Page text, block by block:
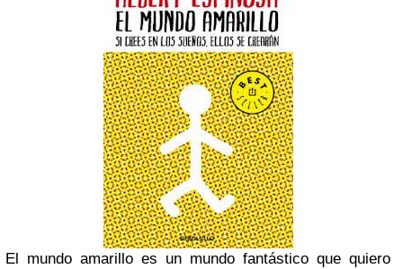
El mundo amarillo es un mundo fantástico que quiero